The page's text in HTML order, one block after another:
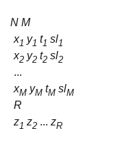
N M
x1 y1 t1 sl1
x2 y2 t2 sl2
...
xM yM tM slM
R
z1 z2 ... zR